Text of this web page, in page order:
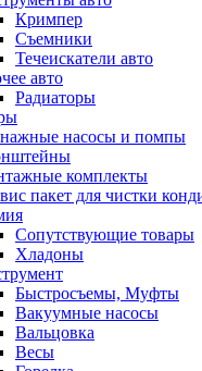
Кримпер
Съемники
Течеискатели авто
авто
Радиаторы
насосы и помпы
комплекты
пакет для чистки
Сопутствующие товары
Хладоны
Быстросъемы, Муфты
Вакуумные насосы
Вальцовка
Весы